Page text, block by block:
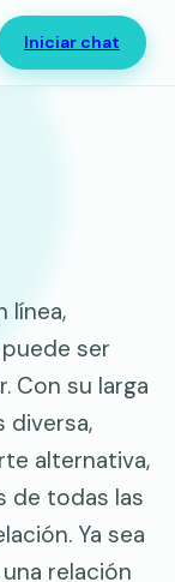
Iniciar chat
línea,
ser
Con su larga
diversa,
alternativa,
de todas las
Ya sea
relación